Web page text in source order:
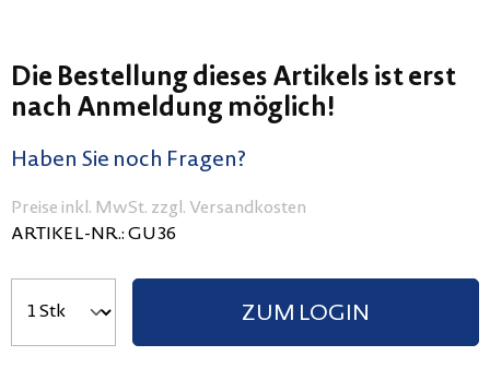
Die Bestellung dieses Artikels ist erst
nach Anmeldung möglich!
Haben Sie noch Fragen?
Preise inkl. MwSt. zzgl. Versandkosten
ARTIKEL-NR.: GU36
ZUM LOGIN